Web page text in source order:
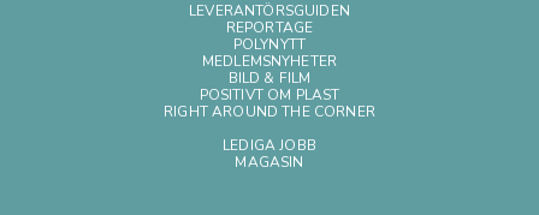
LEVERANTÖRSGUIDEN
REPORTAGE
POLYNYTT
MEDLEMSNYHETER
BILD & FILM
POSITIVT OM PLAST
RIGHT AROUND THE CORNER
LEDIGA JOBB
MAGASIN